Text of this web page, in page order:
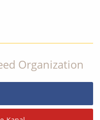
Organization